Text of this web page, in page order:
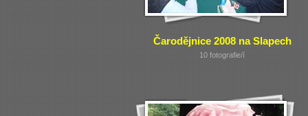
Čarodějnice 2008 na Slapech
10 fotografie/í